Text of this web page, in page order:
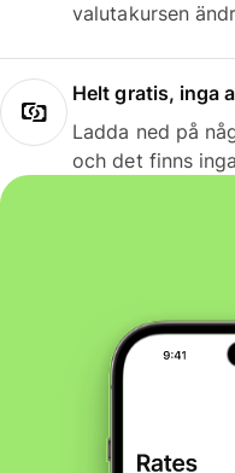
valutakursen
Helt gratis, inga
Ladda ned på
och det finns